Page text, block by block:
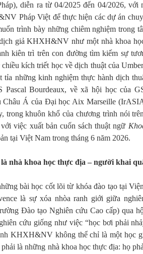
diễn ra từ 04/2025 đến 04/2026,
Pháp Việt để thực hiện các dự án
trình bày những chiêm nghiệm trong
giả KHXH&NV như một nhà khoa
kiên trì trên con đường tìm kiếm sự
chiều kích triết học về dịch thuật của
tỉa những kinh nghiệm thực hành dịch
Pascal Bourdeaux, về xã hội học của
Châu Á của Đại học Aix Marseille
trong khuôn khổ của chương trình nói
việc xuất bản cuốn sách thuật ngữ
tại Việt Nam trong tháng 6 năm 2026.
nhà khoa học thực địa – người khai
bài học cốt lõi từ khóa đào tạo tại
là sự xóa nhòa ranh giới giữa
Đào tạo Nghiên cứu Cao cấp) qua
cứu giống như việc “học bơi phải
KHXH&NV không thể chỉ là một học
phải là những nhà khoa học thực địa: họ